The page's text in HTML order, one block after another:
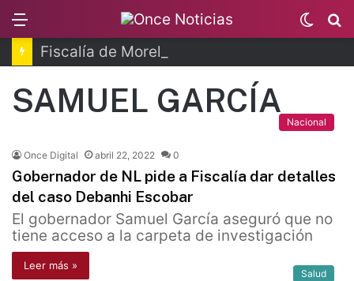
Switch
skin
SAMUEL GARCÍA
Nacional
Once Digital abril 22, 2022 0
Gobernador de NL pide a Fiscalía dar detalles
del caso Debanhi Escobar
El gobernador Samuel García aseguró que no
tiene acceso a la carpeta de investigación
Leer más »
Salud